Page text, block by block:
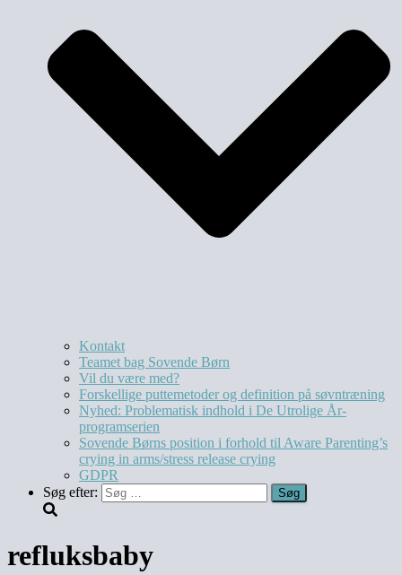
Kontakt
Teamet bag Sovende Børn
Vil du være med?
Forskellige puttemetoder og definition på søvntræning
Nyhed: Problematisk indhold i De Utrolige År-
programserien
Sovende Børns position i forhold til Aware Parenting’s
crying in arms/stress release crying
GDPR
Søg efter:
refluksbaby